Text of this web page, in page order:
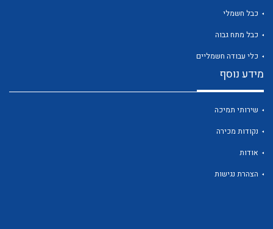
כבל חשמלי
כבל מתח גבוה
כלי עבודה חשמליים
מידע נוסף
שירותי תמיכה
נקודות מכירה
אודות
הצהרת נגישות